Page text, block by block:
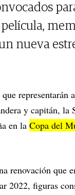
nueva
representarán
y capitán, la
en la Copa del
renovación que
2022, figuras